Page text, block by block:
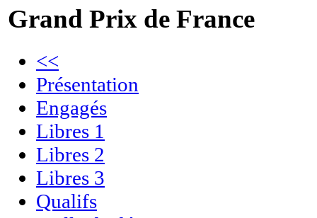
Grand Prix de France
<<
Présentation
Engagés
Libres 1
Libres 2
Libres 3
Qualifs